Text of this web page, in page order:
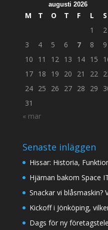
augusti 2026
M T O T F L
S
1
2
3
4 5 6 7 8
9
10
11 12 13 14 15
17 18 19 20 21 22
24 25 26 27 28 29
31
« mar
Senaste inläggen
Hissar: Historia,
Hjärnan bakom Space
Snackar vi blåsmaskin?
Kickoff i Jönköping,
Dags för ny